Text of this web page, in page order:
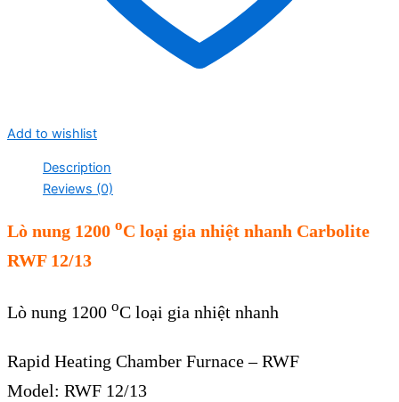
Add to wishlist
Description
Reviews (0)
Lò nung 1200 oC loại gia nhiệt nhanh Carbolite
RWF 12/13
Lò nung 1200 oC loại gia nhiệt nhanh
Rapid Heating Chamber Furnace – RWF
Model: RWF 12/13